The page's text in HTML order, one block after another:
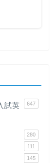
試英
647
280
111
145